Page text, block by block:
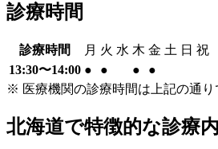
診療時間
診療時間 月 火 水 木 金 土 日 祝
13:30〜14:00 ● ● ●
●
※ 医療機関の診療時間は上記の通
北海道で特徴的な診療